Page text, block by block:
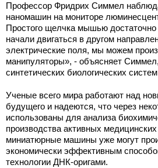
Профессор Фридрих Симмел
наномашин на мониторе
Простого щелчка мышью достаточно
начали двигаться в другом
электрические поля, мы можем
манипуляторы», - объясняет
синтетических биологических
Ученые всего мира работают над
будущего и надеются, что через
использованы для анализа
производства активных
миниатюрные машины уже могут
экономически эффективным
технологии ДНК-оригами.